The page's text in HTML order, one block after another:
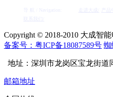
导 航 / Navigation:
联系我们/
Copyright © 2018-2010 大成智
备案号：粤ICP备18087589号 蜘
地址：深圳市龙岗区宝龙街道
邮箱地址